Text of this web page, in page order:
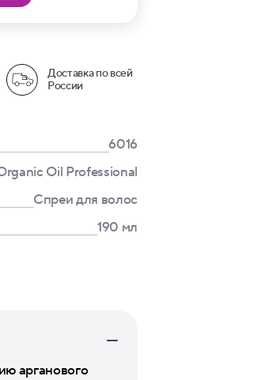
Доставка по всей
России
6016
Oil Professional
Спреи для волос
190 мл
арганового